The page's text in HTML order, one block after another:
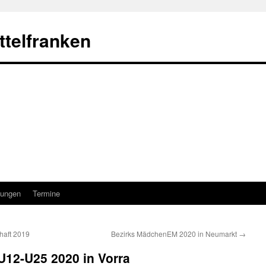
Termine
2019 Bezirks MädchenEM 2020 in Neumarkt →
U25 2020 in Vorra